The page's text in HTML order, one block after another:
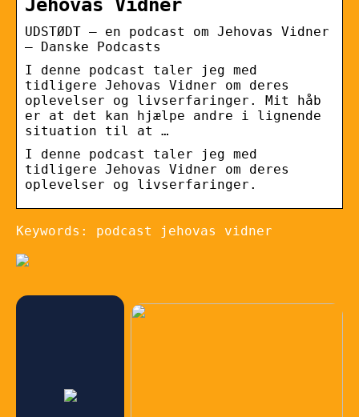
Jehovas Vidner
UDSTØDT – en podcast om Jehovas Vidner
– Danske Podcasts
I denne podcast taler jeg med
tidligere Jehovas Vidner om deres
oplevelser og livserfaringer. Mit håb
er at det kan hjælpe andre i lignende
situation til at …
I denne podcast taler jeg med
tidligere Jehovas Vidner om deres
oplevelser og livserfaringer.
Keywords: podcast jehovas vidner